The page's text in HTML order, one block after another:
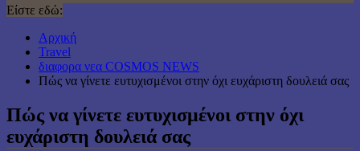
Είστε εδώ:
Αρχική
Travel
διαφορα νεα COSMOS NEWS
Πώς να γίνετε ευτυχισμένοι στην όχι ευχάριστη δουλειά σας
Πώς να γίνετε ευτυχισμένοι στην όχι
ευχάριστη δουλειά σας